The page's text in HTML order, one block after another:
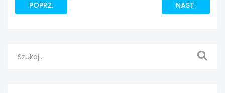
POPRZ. NAST.